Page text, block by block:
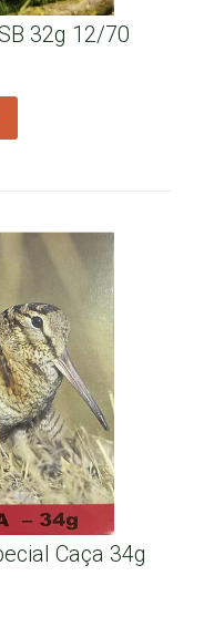
32g 12/70
Caça 34g